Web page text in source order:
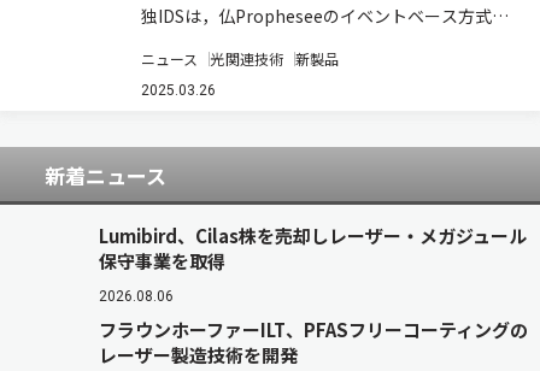
独IDSは，仏Propheseeのイベントベース方式に
した，新しい産業用「uEye EVS」カメラシリー
ズの発売を発表した（ニュースリリース）。 こ
ニュース 光関連技術 新製品
2025.03.26
新着ニュース
Lumibird、Cilas株を売却しレーザー・メガジュール
保守事業を取得
2026.08.06
フラウンホーファーILT、PFASフリーコーティングの
レーザー製造技術を開発